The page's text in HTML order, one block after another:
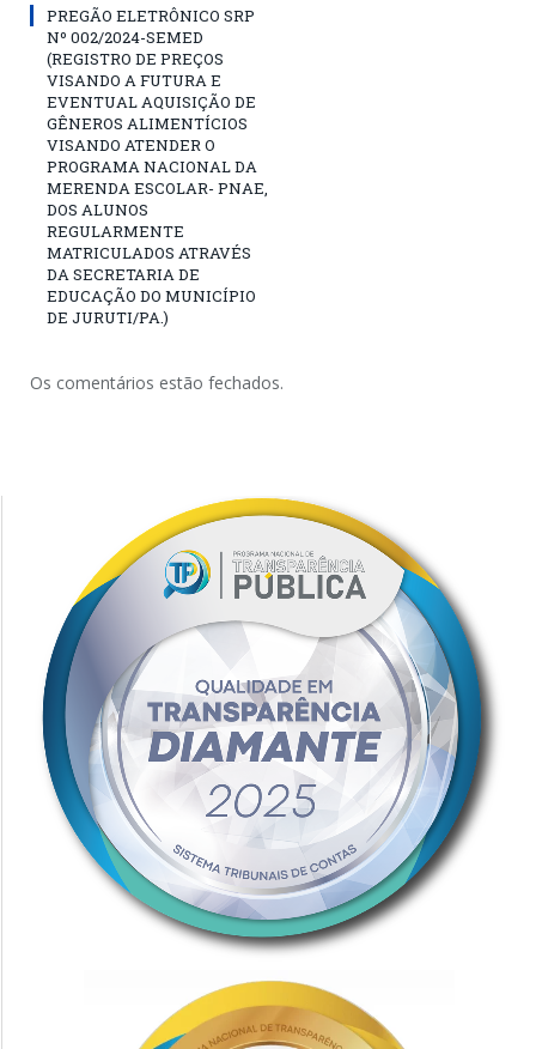
PREGÃO ELETRÔNICO SRP
Nº 002/2024-SEMED
(REGISTRO DE PREÇOS
VISANDO A FUTURA E
EVENTUAL AQUISIÇÃO DE
GÊNEROS ALIMENTÍCIOS
VISANDO ATENDER O
PROGRAMA NACIONAL DA
MERENDA ESCOLAR- PNAE,
DOS ALUNOS
REGULARMENTE
MATRICULADOS ATRAVÉS
DA SECRETARIA DE
EDUCAÇÃO DO MUNICÍPIO
DE JURUTI/PA.)
Os comentários estão fechados.